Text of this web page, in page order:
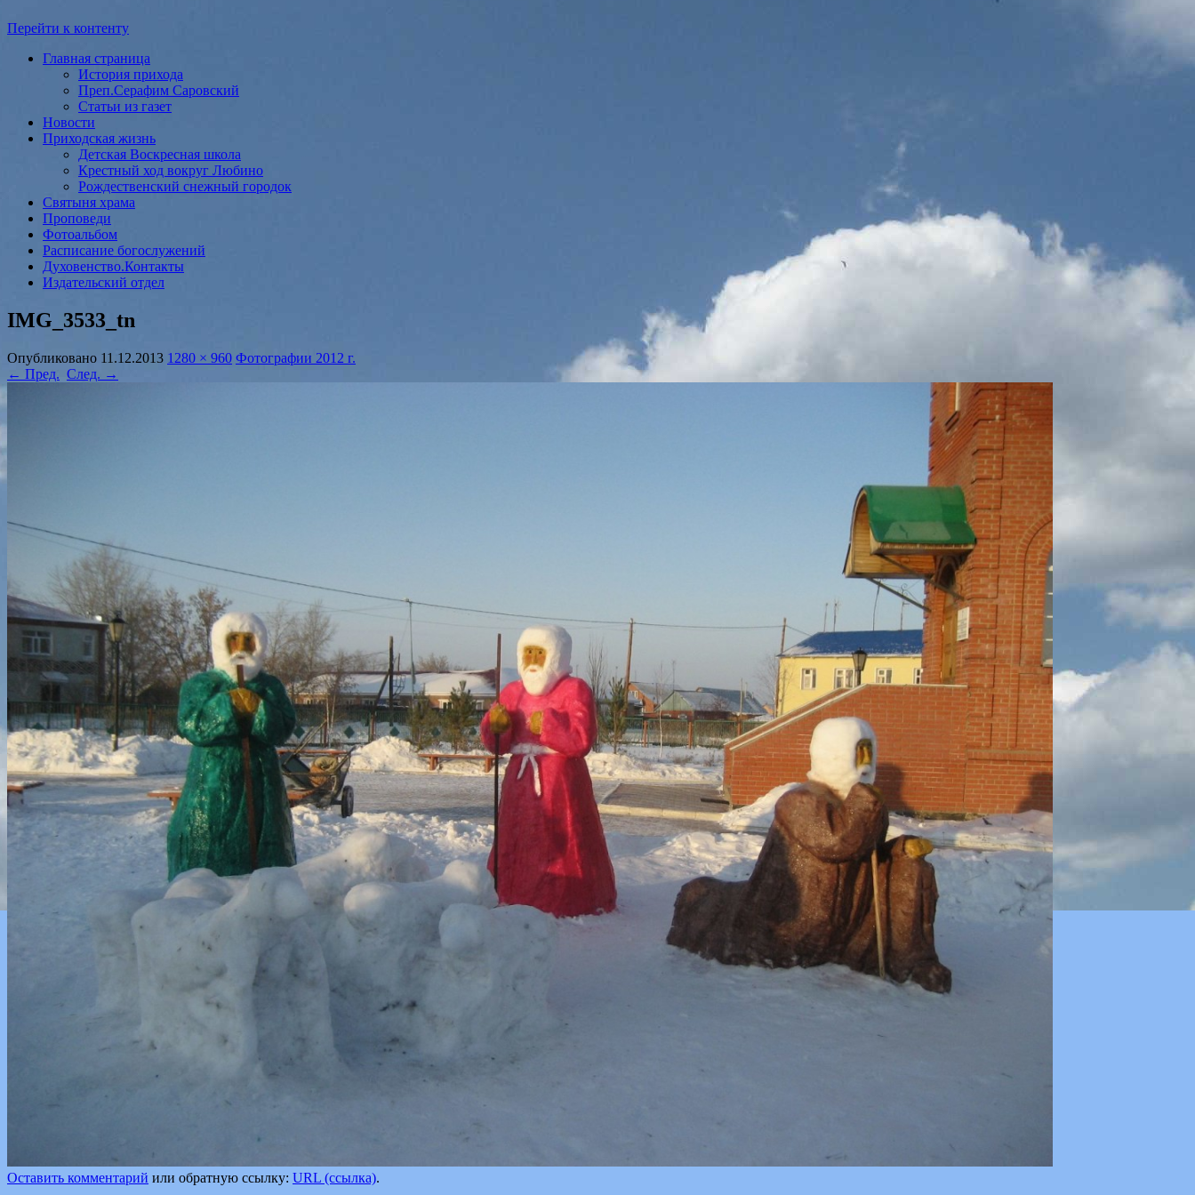
Перейти к контенту
Главная страница
История прихода
Преп.Серафим Саровский
Статьи из газет
Новости
Приходская жизнь
Детская Воскресная школа
Крестный ход вокруг Любино
Рождественский снежный городок
Святыня храма
Проповеди
Фотоальбом
Расписание богослужений
Духовенство.Контакты
Издательский отдел
IMG_3533_tn
Опубликовано 11.12.2013 1280 × 960 Фотографии 2012 г.
← Пред. След. →
Оставить комментарий или обратную ссылку: URL (ссылка).